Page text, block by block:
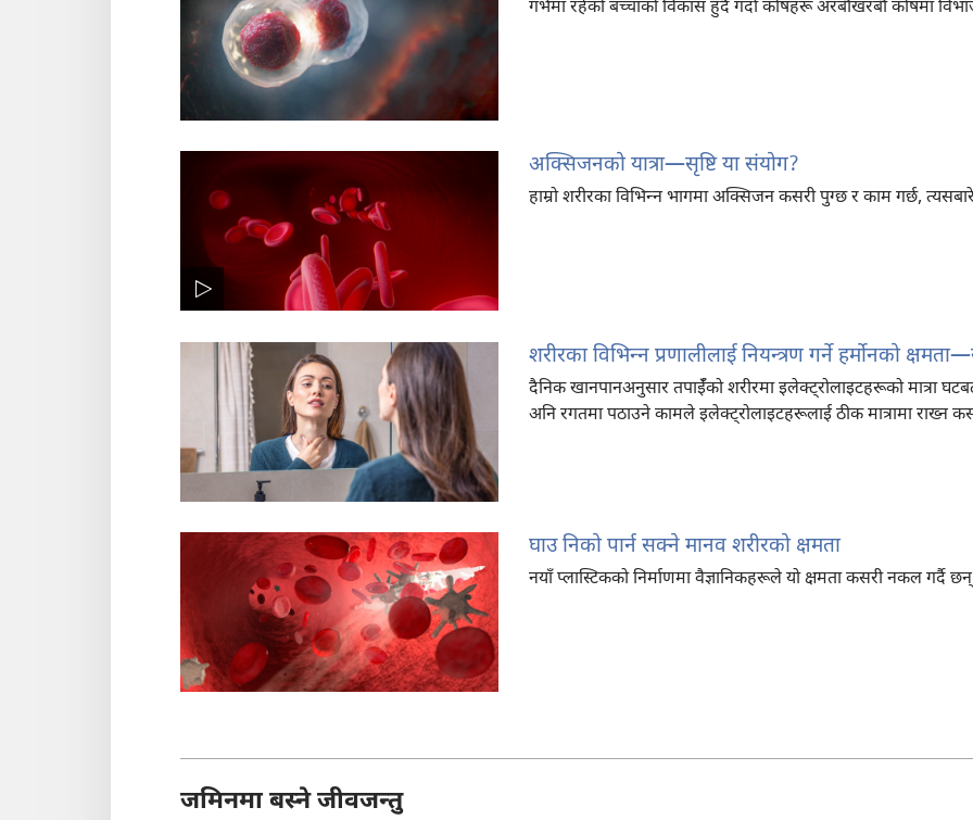
गर्भमा रहेको बच्चाको विकास हुँदै गर्दा कोषहरू अरबौँखरबौँ कोषमा
अक्सिजनको यात्रा​—सृष्टि या संयोग?
हाम्रो शरीरका विभिन्‍न भागमा अक्सिजन कसरी पुग्छ र काम गर्छ,
शरीरका विभिन्‍न प्रणालीलाई नियन्त्रण गर्ने हर्मोनको
दैनिक खानपानअनुसार तपाईँको शरीरमा इलेक्ट्रोलाइटहरूको मात्रा
अनि रगतमा पठाउने कामले इलेक्ट्रोलाइटहरूलाई ठीक मात्रामा राख्न
घाउ निको पार्न सक्ने मानव शरीरको क्षमता
नयाँ प्लास्टिकको निर्माणमा वैज्ञानिकहरूले यो क्षमता कसरी नकल गर्दै
जमिनमा बस्ने जीवजन्तु